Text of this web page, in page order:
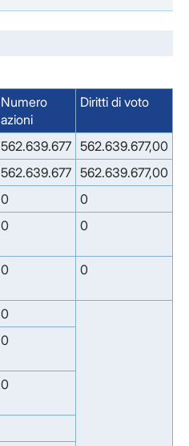
Numero
azioni
Diritti di voto
562.639.677 562.639.677,00
562.639.677 562.639.677,00
0
0
0 0
0 0
0
0
0